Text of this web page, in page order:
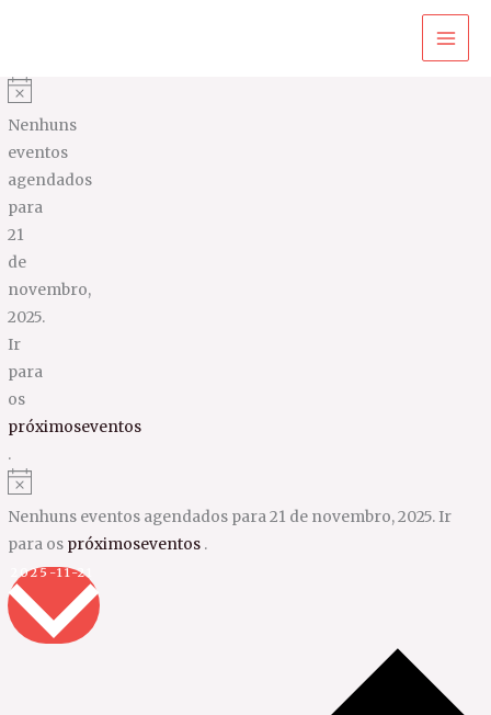
conteúdo
Nenhuns
eventos
agendados
para
21
de
novembro,
2025.
Ir
para
os
próximoseventos
.
Nenhuns eventos agendados para 21 de novembro, 2025. Ir
para os próximoseventos .
2025-11-21
a